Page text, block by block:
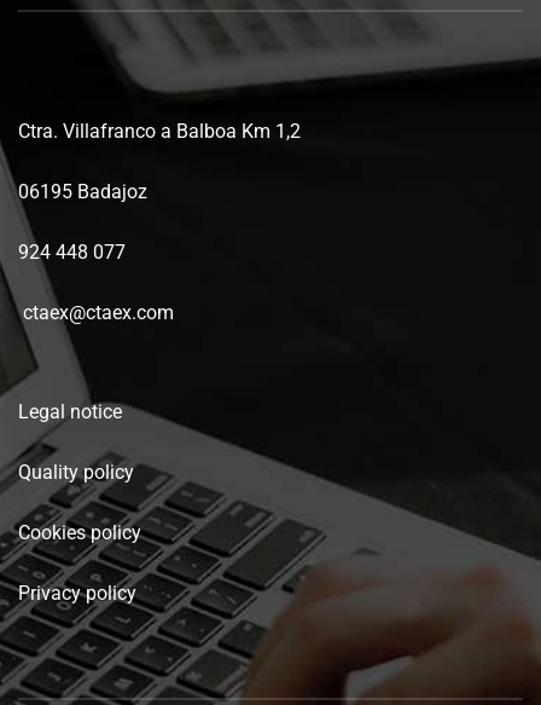
Ctra. Villafranco a Balboa Km 1,2
06195 Badajoz
924 448 077
ctaex@ctaex.com
Legal notice
Quality policy
Cookies policy
Privacy policy